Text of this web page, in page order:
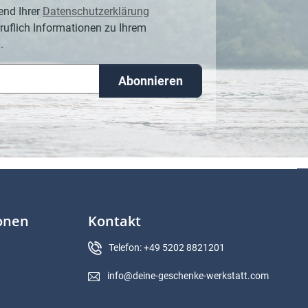
Ihrer Datenschutzerklärung
Informationen zu Ihrem
Abonnieren
Kontakt
Telefon: +49 5202 8821201
info@deine-geschenke-werkstatt.com